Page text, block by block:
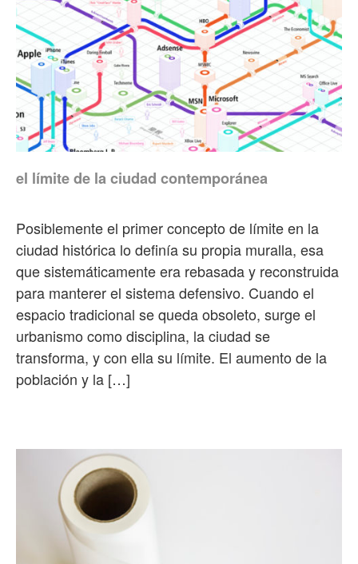
el límite de la ciudad contemporánea
Posiblemente el primer concepto de límite en la
ciudad histórica lo definía su propia muralla, esa
que sistemáticamente era rebasada y reconstruida
para manterer el sistema defensivo. Cuando el
espacio tradicional se queda obsoleto, surge el
urbanismo como disciplina, la ciudad se
transforma, y con ella su límite. El aumento de la
población y la […]